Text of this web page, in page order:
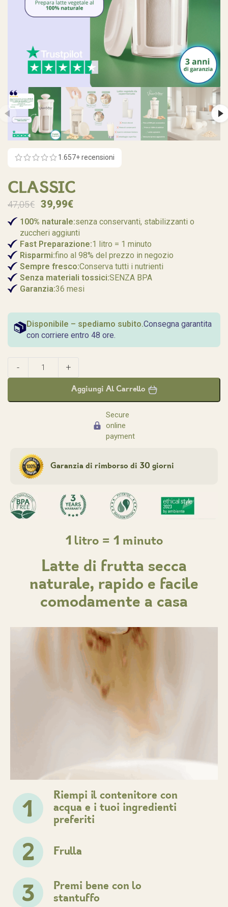
1.657+ recensioni
CLASSIC
47,05€ 39,99€
100% naturale:senza conservanti, stabilizzanti o
zuccheri aggiunti
Fast Preparazione:1 litro = 1 minuto
Risparmi:fino al 98% del prezzo in negozio
Sempre fresco:Conserva tutti i nutrienti
Senza materiali tossici:SENZA BPA
Garanzia:36 mesi
Disponibile – spediamo subito.Consegna garantita
con corriere entro 48 ore.
Aggiungi Al Carrello
Secure
online
payment
Garanzia di rimborso di 30 giorni
1 litro = 1 minuto
Latte di frutta secca
naturale, rapido e facile
comodamente a casa
1
Riempi il contenitore con
acqua e i tuoi ingredienti
preferiti
2 Frulla
3
Premi bene con lo
stantuffo